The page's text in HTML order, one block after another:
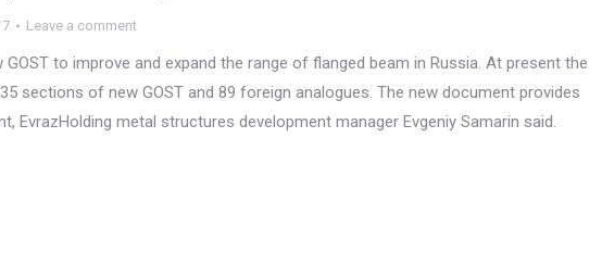
Leave a comment
GOST to improve and expand the range of flanged beam in Russia. At present the
sections of new GOST and 89 foreign analogues. The new document provides
EvrazHolding metal structures development manager Evgeniy Samarin said.